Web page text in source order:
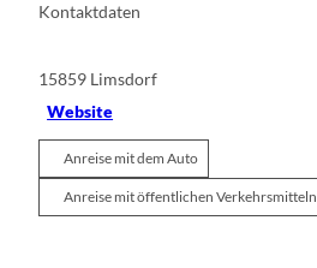
Kontaktdaten
15859 Limsdorf
Website
Anreise mit dem Auto
Anreise mit öffentlichen Verkehrsmitteln